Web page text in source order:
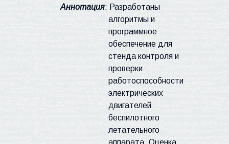
Аннотация: Разработаны
алгоритмы и
программное
обеспечение для
стенда контроля и
проверки
работоспособности
электрических
двигателей
беспилотного
летательного